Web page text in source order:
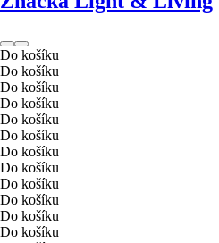
Do košíku
Do košíku
Do košíku
Do košíku
Do košíku
Do košíku
Do košíku
Do košíku
Do košíku
Do košíku
Do košíku
Do košíku